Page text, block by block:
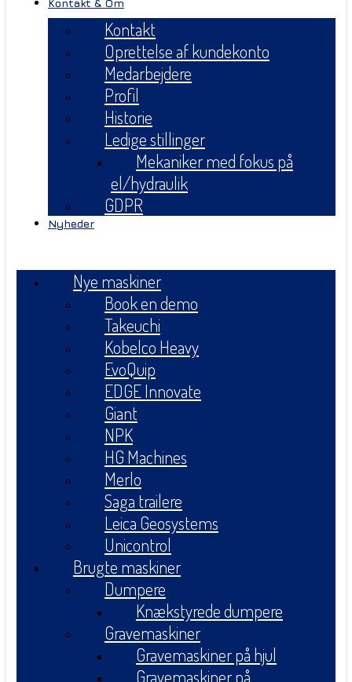
Kontakt & Om
Kontakt
Oprettelse af kundekonto
Medarbejdere
Profil
Historie
Ledige stillinger
Mekaniker med fokus på
el/hydraulik
GDPR
Nyheder
Nye maskiner
Book en demo
Takeuchi
Kobelco Heavy
EvoQuip
EDGE Innovate
Giant
NPK
HG Machines
Merlo
Saga trailere
Leica Geosystems
Unicontrol
Brugte maskiner
Dumpere
Knækstyrede dumpere
Gravemaskiner
Gravemaskiner på hjul
Gravemaskiner på